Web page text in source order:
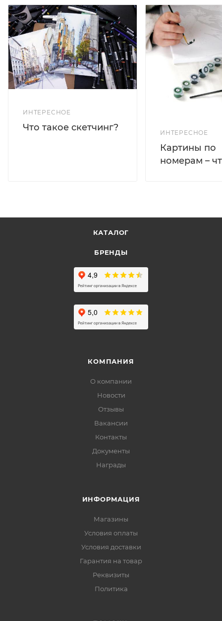
ИНТЕРЕСНОЕ
Что такое скетчинг?
ИНТЕРЕСНОЕ
Картины по
номерам –
КАТАЛОГ
БРЕНДЫ
КОМПАНИЯ
О компании
Новости
Отзывы
Вакансии
Контакты
Документы
Награды
ИНФОРМАЦИЯ
Магазины
Условия оплаты
Условия доставки
Гарантия на товар
Реквизиты
Политика